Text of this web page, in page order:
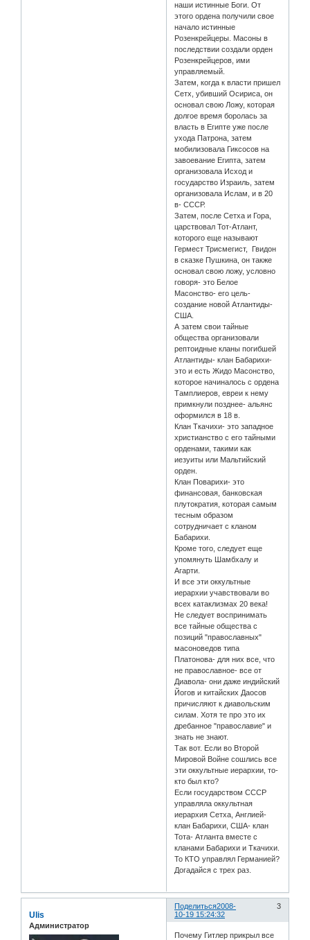
наши истинные Боги. От
этого ордена получили свое
начало истинные
Розенкрейцеры. Масоны в
последствии создали орден
Розенкрейцеров, ими
управляемый.
Затем, когда к власти пришел
Сетх, убивший Осириса, он
основал свою Ложу, которая
долгое время боролась за
власть в Египте уже после
ухода Патрона, затем
мобилизовала Гиксосов на
завоевание Египта, затем
организовала Исход и
государство Израиль, затем
организовала Ислам, и в 20
в- СССР.
Затем, после Сетха и Гора,
царствовал Тот-Атлант,
которого еще называют
Гермест Трисмегист, Гвидон
в сказке Пушкина, он также
основал свою ложу, условно
говоря- это Белое
Масонство- его цель-
создание новой Атлантиды-
США.
А затем свои тайные
общества организовали
рептоидные кланы погибшей
Атлантиды- клан Бабарихи-
это и есть Жидо Масонство,
которое начиналось с ордена
Тамплиеров, евреи к нему
примкнули позднее- альянс
оформился в 18 в.
Клан Ткачихи- это западное
христианство с его тайными
орденами, такими как
иезуиты или Мальтийский
орден.
Клан Поварихи- это
финансовая, банковская
плутократия, которая самым
тесным образом
сотрудничает с кланом
Бабарихи.
Кроме того, следует еще
упомянуть Шамбхалу и
Агарти.
И все эти оккультные
иерархии учавствовали во
всех катаклизмах 20 века!
Не следует воспринимать
все тайные общества с
позиций "православных"
масоноведов типа
Платонова- для них все, что
не православное- все от
Диавола- они даже индийский
Йогов и китайских Даосов
причисляют к диавольским
силам. Хотя те про это их
дребанное "православие" и
знать не знают.
Так вот. Если во Второй
Мировой Войне сошлись все
эти оккультные иерархии, то-
кто был кто?
Если государством СССР
управляла оккультная
иерархия Сетха, Англией-
клан Бабарихи, США- клан
Тота- Атланта вместе с
кланами Бабарихи и Ткачихи.
То КТО управлял Германией?
Догадайся с трех раз.
Поделиться 3
2008-
10-19 15:24:32
Ulis
Администратор
Почему Гитлер прикрыл все